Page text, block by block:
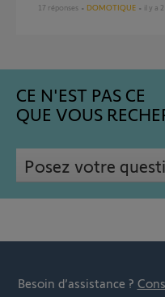
17 réponses DOMOTIQUE il y a
CE N'EST PAS CE
QUE VOUS
Posez votre
Besoin d’assistance ?